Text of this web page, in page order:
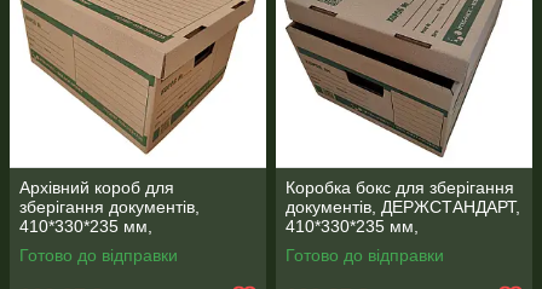
Архівний короб для
зберігання документів,
410*330*235 мм,
навантаження до 25 кг
Готово до відправки
Коробка бокс для зберігання
документів, ДЕРЖСТАНДАРТ,
410*330*235 мм,
навантаження до 25кг
Готово до відправки